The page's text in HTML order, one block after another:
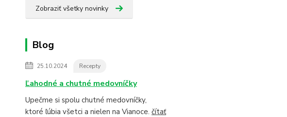
Zobraziť všetky novinky
Blog
25.10.2024 Recepty
Ľahodné a chutné medovníčky
Upečme si spolu chutné medovníčky,
ktoré ľúbia všetci a nielen na Vianoce. čítať